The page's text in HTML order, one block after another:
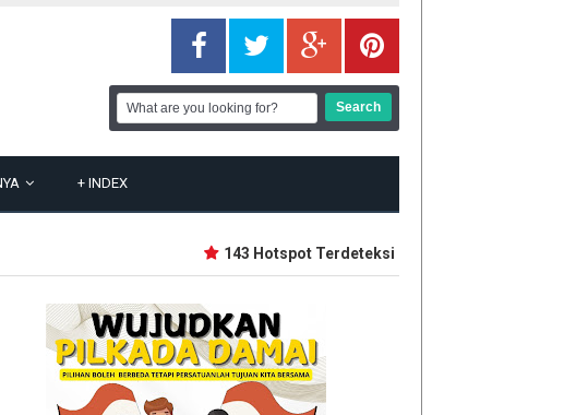
+ INDEX
143 Hotspot Terdeteksi di Riau, Rohil Terbanyak